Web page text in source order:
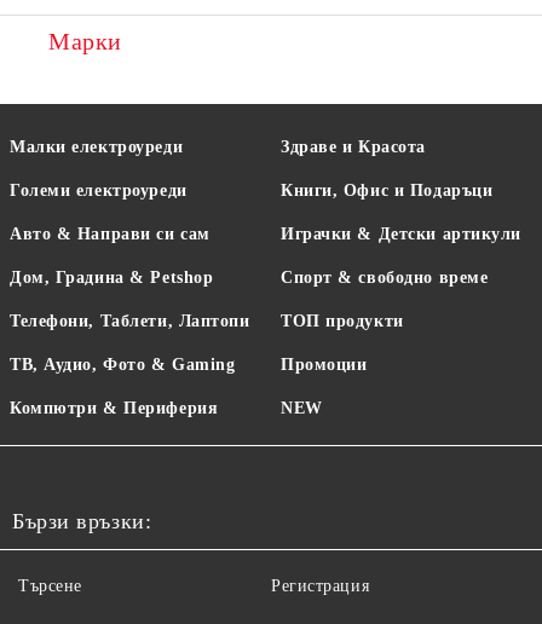
Марки
Малки електроуреди
Големи електроуреди
Авто & Направи си сам
Дом, Градина & Petshop
Телефони, Таблети, Лаптопи
ТВ, Аудио, Фото & Gaming
Компютри & Периферия
Здраве и Красота
Книги, Офис и Подаръци
Играчки & Детски артикули
Спорт & свободно време
ТОП продукти
Промоции
NEW
Бързи връзки:
Търсене Регистрация